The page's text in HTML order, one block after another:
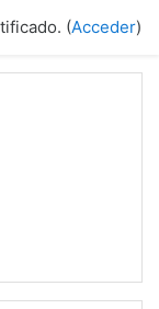
(Acceder)